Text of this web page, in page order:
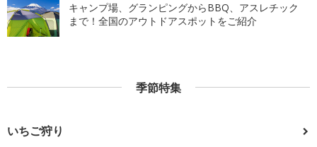
キャンプ場、グランピングからBBQ、アスレチック
まで！全国のアウトドアスポットをご紹介
季節特集
いちご狩り